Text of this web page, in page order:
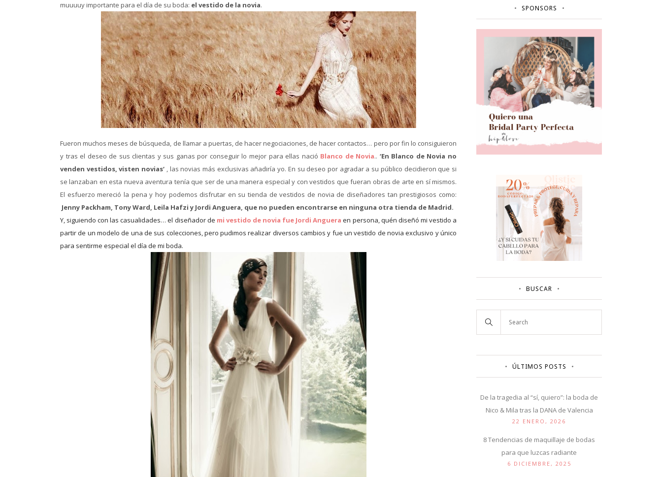
muuuuy importante para el día de su boda: el vestido de la novia.
Fueron muchos meses de búsqueda, de llamar a puertas, de hacer negociaciones, de hacer contactos… pero por fin lo consiguieron
y tras el deseo de sus clientas y sus ganas por conseguir lo mejor para ellas nació Blanco de Novia.. ‘En Blanco de Novia no
venden vestidos, visten novias‘ , las novias más exclusivas añadiría yo. En su deseo por agradar a su público decidieron que si
se lanzaban en esta nueva aventura tenía que ser de una manera especial y con vestidos que fueran obras de arte en sí mismos.
El esfuerzo mereció la pena y hoy podemos disfrutar en su tienda de vestidos de novia de diseñadores tan prestigiosos como:
Jenny Packham, Tony Ward, Leila Hafzi y Jordi Anguera, que no pueden encontrarse en ninguna otra tienda de Madrid.
Y, siguiendo con las casualidades… el diseñador de mi vestido de novia fue Jordi Anguera en persona, quén diseñó mi vestido a
partir de un modelo de una de sus colecciones, pero pudimos realizar diversos cambios y fue un vestido de novia exclusivo y único
para sentirme especial el día de mi boda.
SPONSORS
BUSCAR
ÚLTIMOS POSTS
De la tragedia al “sí, quiero”: la boda de
Nico & Mila tras la DANA de Valencia
22 ENERO, 2026
8 Tendencias de maquillaje de bodas
para que luzcas radiante
6 DICIEMBRE, 2025